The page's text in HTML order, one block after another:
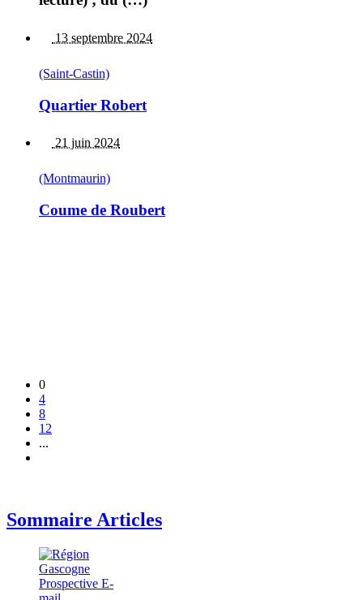
13 septembre 2024
(Saint-Castin)
Quartier Robert
21 juin 2024
(Montmaurin)
Coume de Roubert
0
4
8
12
...
Sommaire Articles